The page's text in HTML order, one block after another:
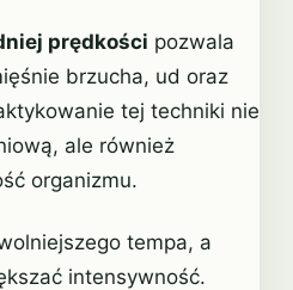
prędkości pozwala
brzucha, ud oraz
tej techniki nie
ale również
organizmu.
tempa, a
intensywność.